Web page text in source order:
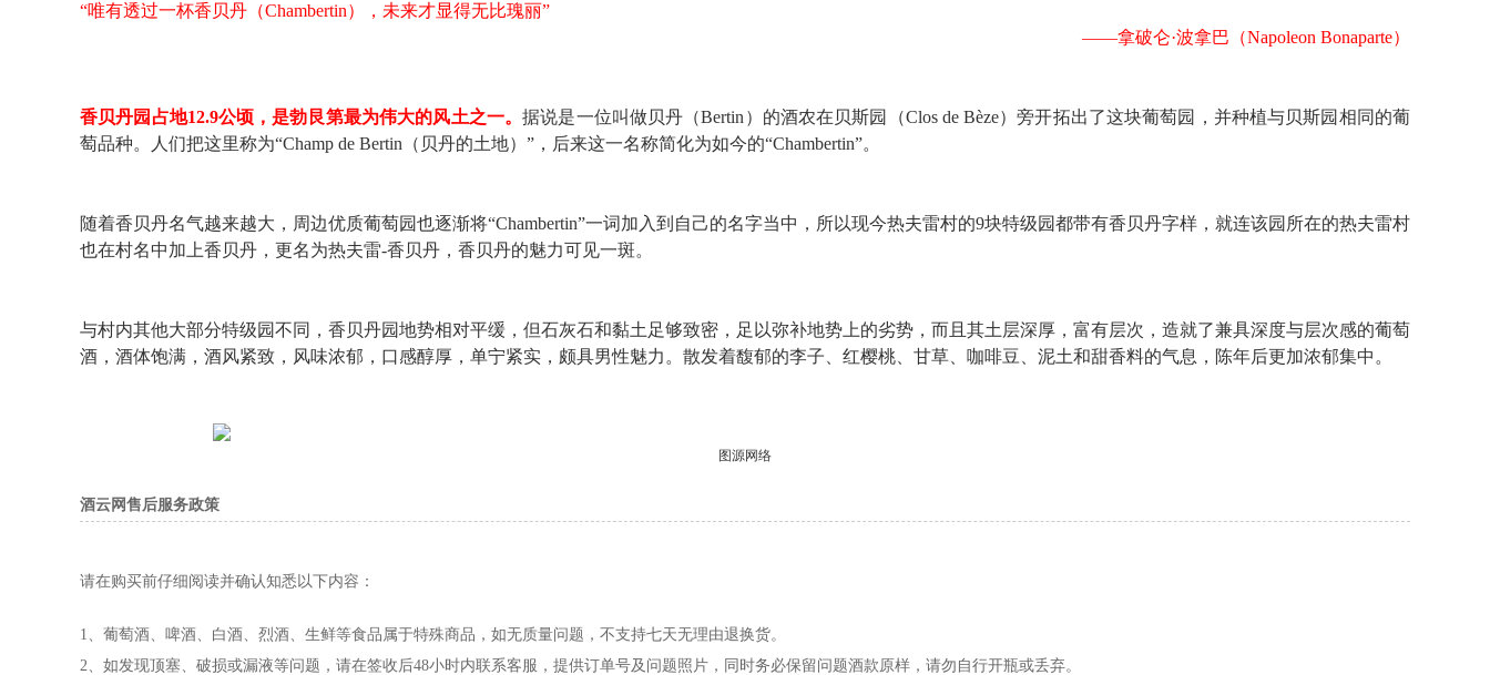
“唯有透过一杯香贝丹（Chambertin），未来才显得无比瑰丽”
——拿破仑·波拿巴（Napoleon Bonaparte）
香贝丹园占地12.9公顷，是勃艮第最为伟大的风土之一。据说是一位叫做贝丹（Bertin）的酒农在贝斯园（Clos de Bèze）旁开拓出了这块葡萄园，并种植与贝斯园相同的葡
萄品种。人们把这里称为“Champ de Bertin（贝丹的土地）”，后来这一名称简化为如今的“Chambertin”。
随着香贝丹名气越来越大，周边优质葡萄园也逐渐将“Chambertin”一词加入到自己的名字当中，所以现今热夫雷村的9块特级园都带有香贝丹字样，就连该园所在的热夫雷村
也在村名中加上香贝丹，更名为热夫雷-香贝丹，香贝丹的魅力可见一斑。
与村内其他大部分特级园不同，香贝丹园地势相对平缓，但石灰石和黏土足够致密，足以弥补地势上的劣势，而且其土层深厚，富有层次，造就了兼具深度与层次感的葡萄
酒，酒体饱满，酒风紧致，风味浓郁，口感醇厚，单宁紧实，颇具男性魅力。散发着馥郁的李子、红樱桃、甘草、咖啡豆、泥土和甜香料的气息，陈年后更加浓郁集中。
图源网络
酒云网售后服务政策
请在购买前仔细阅读并确认知悉以下内容：
1、葡萄酒、啤酒、白酒、烈酒、生鲜等食品属于特殊商品，如无质量问题，不支持七天无理由退换货。
2、如发现顶塞、破损或漏液等问题，请在签收后48小时内联系客服，提供订单号及问题照片，同时务必保留问题酒款原样，请勿自行开瓶或丢弃。